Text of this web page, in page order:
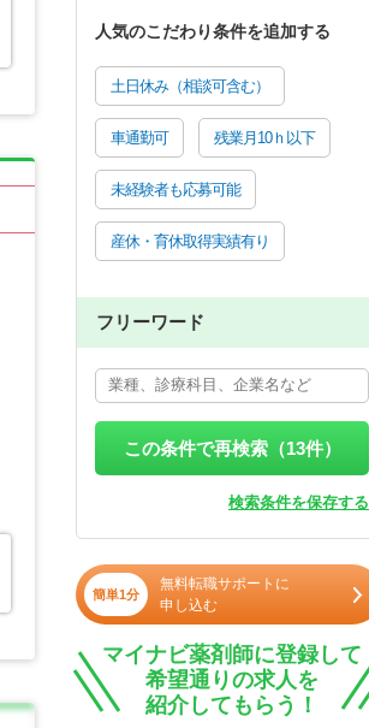
人気のこだわり条件を追加する
土日休み（相談可含む）
車通勤可 残業月10ｈ以下
未経験者も応募可能
産休・育休取得実績有り
フリーワード
この条件で再検索（13件）
検索条件を保存する
簡単1分
無料転職サポートに
申し込む
マイナビ薬剤師に登録して
希望通りの求人を
紹介してもらう！